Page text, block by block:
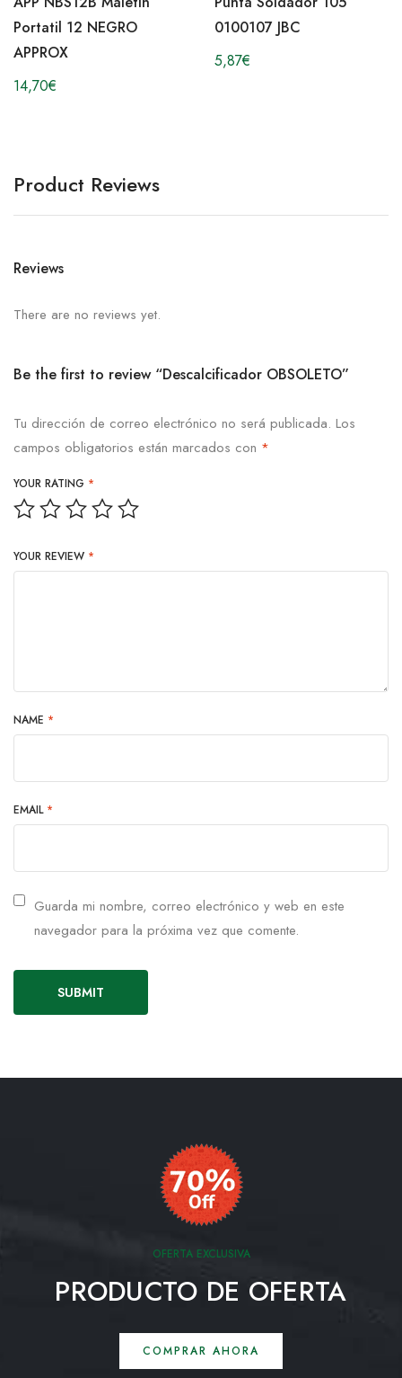
Portatil 12 NEGRO
APPROX
14,70€
0100107 JBC
5,87€
Product Reviews
Reviews
There are no reviews yet.
Be the first to review “Descalcificador OBSOLETO”
Tu dirección de correo electrónico no será publicada. Los
campos obligatorios están marcados con *
YOUR RATING *
YOUR REVIEW *
NAME *
EMAIL *
Guarda mi nombre, correo electrónico y web en este
navegador para la próxima vez que comente.
OFERTA EXCLUSIVA
PRODUCTO DE OFERTA
COMPRAR AHORA